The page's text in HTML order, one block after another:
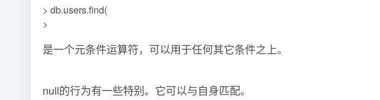
> db.users.find(
>
是一个元条件运算符，可以用于任何其它条件之上。
null的行为有一些特别。它可以与自身匹配。